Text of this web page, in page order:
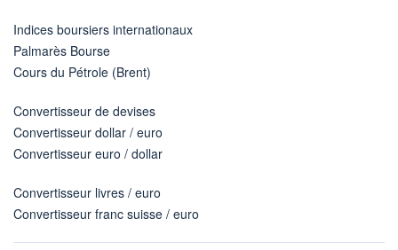
Indices boursiers internationaux
Palmarès Bourse
Cours du Pétrole (Brent)
Convertisseur de devises
Convertisseur dollar / euro
Convertisseur euro / dollar
Convertisseur livres / euro
Convertisseur franc suisse / euro